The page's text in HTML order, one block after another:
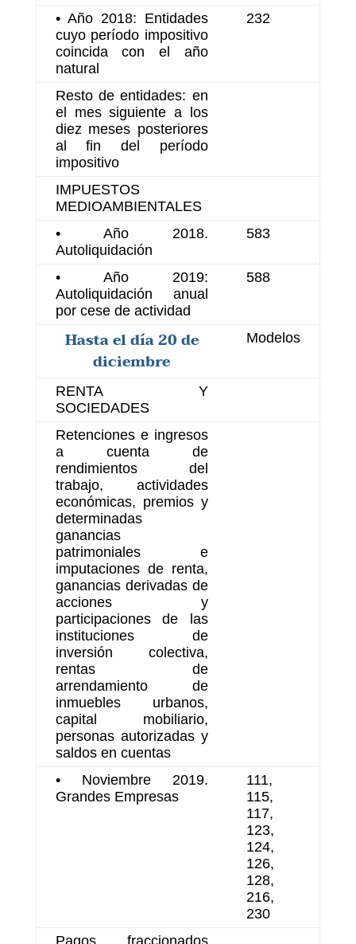
• Año 2018: Entidades
cuyo período impositivo
coincida con el año
natural
232
Resto de entidades: en
el mes siguiente a los
diez meses posteriores
al fin del período
impositivo
IMPUESTOS
MEDIOAMBIENTALES
• Año 2018.
Autoliquidación
583
• Año 2019:
Autoliquidación anual
por cese de actividad
588
Hasta el día 20 de
diciembre
Modelos
RENTA Y
SOCIEDADES
Retenciones e ingresos
a cuenta de
rendimientos del
trabajo, actividades
económicas, premios y
determinadas
ganancias
patrimoniales e
imputaciones de renta,
ganancias derivadas de
acciones y
participaciones de las
instituciones de
inversión colectiva,
rentas de
arrendamiento de
inmuebles urbanos,
capital mobiliario,
personas autorizadas y
saldos en cuentas
• Noviembre 2019.
Grandes Empresas
111,
115,
117,
123,
124,
126,
128,
216,
230
Pagos fraccionados